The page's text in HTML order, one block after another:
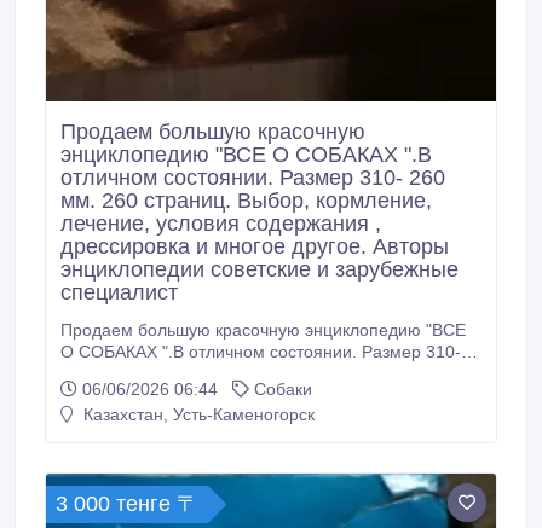
Продаем большую красочную
энциклопедию "ВСЕ О СОБАКАХ ".В
отличном состоянии. Размер 310- 260
мм. 260 страниц. Выбор, кормление,
лечение, условия содержания ,
дрессировка и многое другое. Авторы
энциклопедии советские и зарубежные
специалист
Продаем большую красочную энциклопедию "ВСЕ
О СОБАКАХ ".В отличном состоянии. Размер 310-
условия содержания , дрессировка и многое другое.
Авторы энциклопедии советские и зарубежные
06/06/2026 06:44
Собаки
Казахстан, Усть-Каменогорск
3 000 тенге 〒